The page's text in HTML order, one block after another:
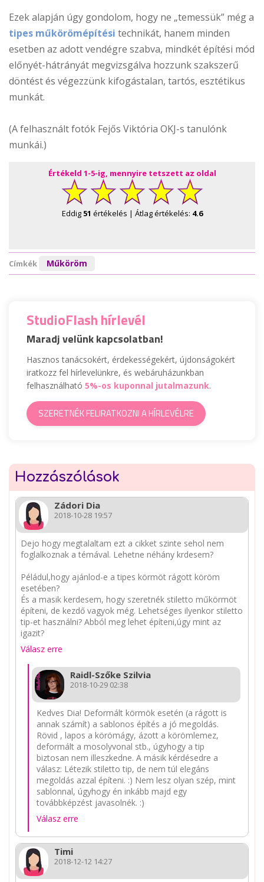
Ezek alapján úgy gondolom, hogy ne „temessük” még a
tipes műkörömépítési technikát, hanem minden
esetben az adott vendégre szabva, mindkét építési mód
előnyét-hátrányát megvizsgálva hozzunk szakszerű
döntést és végezzünk kifogástalan, tartós, esztétikus
munkát.
(A felhasznált fotók Fejős Viktória OKJ-s tanulónk
munkái.)
Értékeld 1-5-ig, mennyire tetszett az oldal
Eddig 51 értékelés | Átlag értékelés: 4.6
Címkék Műköröm
StudioFlash hírlevél
Maradj velünk kapcsolatban!
Hasznos tanácsokért, érdekességekért, újdonságokért
iratkozz fel hírlevelünkre, és webáruházunkban
felhasználható 5%-os kuponnal jutalmazunk.
SZERETNÉK FELIRATKOZNI A HÍRLEVÉLRE
Hozzászólások
Zádori Dia
2018-10-28 19:57
Dejo hogy megtalaltam ezt a cikket szinte sehol nem
foglalkoznak a témával. Lehetne néhány krdesem?
Péládul,hogy ajánlod-e a tipes körmöt rágott köröm
esetében?
És a masik kerdesem, hogy szeretnék stiletto műkörmöt
építeni, de kezdő vagyok még. Lehetséges ilyenkor stiletto
tip-et használni? Abból meg lehet építeni,úgy mint az
igazit?
Válasz erre
Raidl-Szőke Szilvia
2018-10-29 02:38
Kedves Dia! Deformált körmök esetén (a rágott is
annak számít) a sablonos építés a jó megoldás.
Rövid , lapos a körömágy, ázott a körömlemez,
deformált a mosolyvonal stb., úgyhogy a tip
biztosan nem illeszkedne. A másik kérdésedre a
válasz: Létezik stiletto tip, de nem túl elegáns
megoldás azzal építeni. :) Nem lesz olyan szép, mint
sablonnal, úgyhogy én inkább majd egy
továbbképzést javasolnék. :)
Válasz erre
Timi
2018-12-12 14:27